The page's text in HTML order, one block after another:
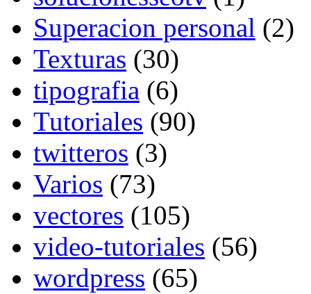
Superacion personal (2)
Texturas (30)
tipografia (6)
Tutoriales (90)
twitteros (3)
Varios (73)
vectores (105)
video-tutoriales (56)
wordpress (65)